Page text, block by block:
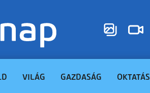
VILÁG GAZDASÁG OKTATÁS